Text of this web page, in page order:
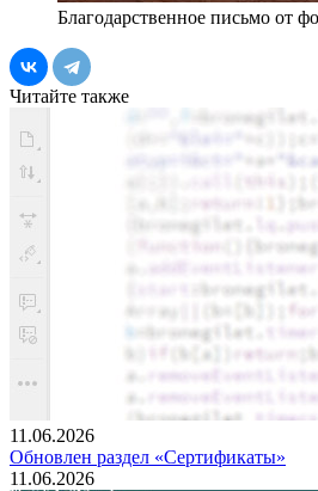
Благодарственное письмо от
Читайте также
11.06.2026
Обновлен раздел «Сертификаты»
11.06.2026